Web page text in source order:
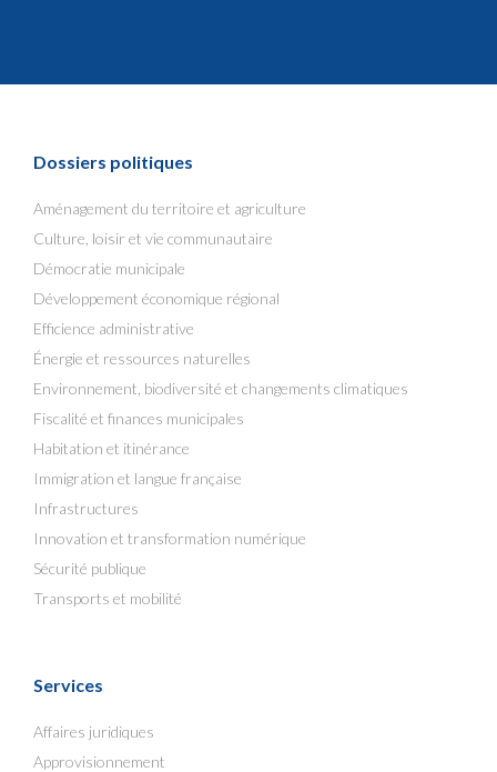
Dossiers politiques
Aménagement du territoire et agriculture
Culture, loisir et vie communautaire
Démocratie municipale
Développement économique régional
Efficience administrative
Énergie et ressources naturelles
Environnement, biodiversité et changements climatiques
Fiscalité et finances municipales
Habitation et itinérance
Immigration et langue française
Infrastructures
Innovation et transformation numérique
Sécurité publique
Transports et mobilité
Services
Affaires juridiques
Approvisionnement